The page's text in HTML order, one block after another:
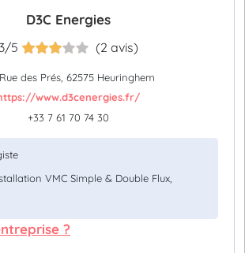
D3C Energies
5 (2 avis)
des Prés, 62575 Heuringhem
www.d3cenergies.fr/
+33 7 61 70 74 30
VMC Simple & Double Flux,
?